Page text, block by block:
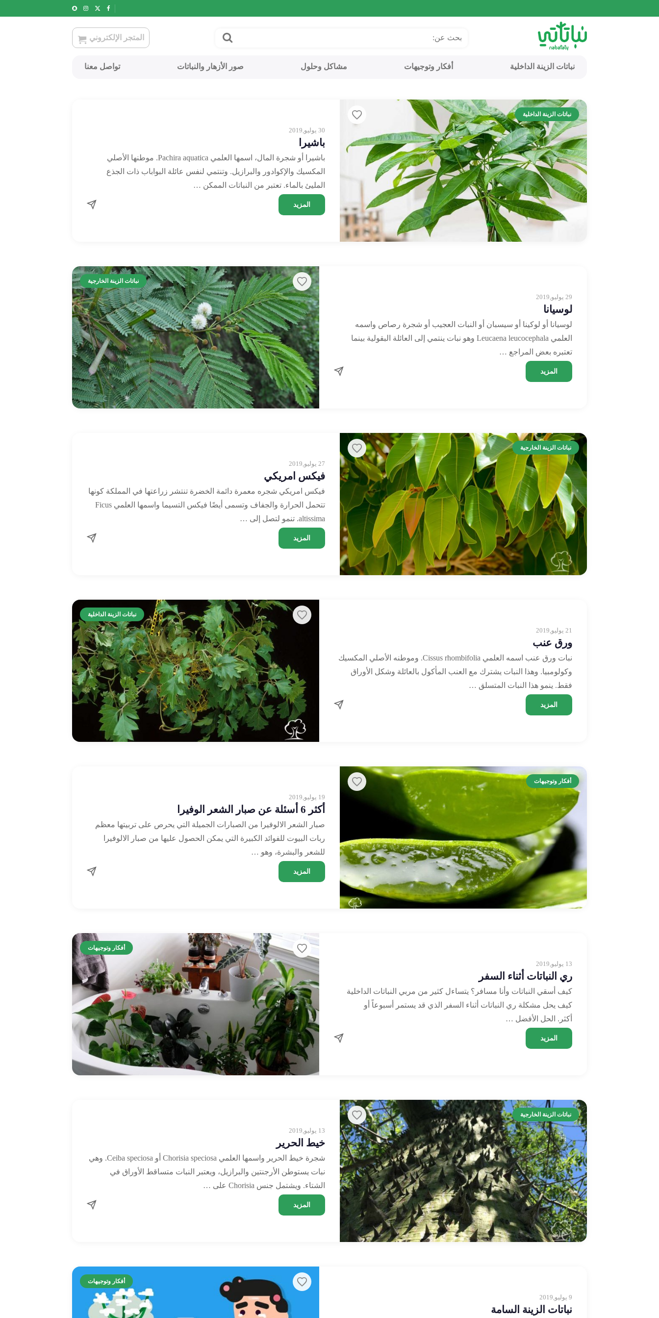
المتجر الإلكتروني
نباتات الزينة الداخلية أفكار وتوجيهات مشاكل وحلول صور الأزهار والنباتات تواصل معنا
نباتات الزينة الداخلية
30 يوليو,2019
باشيرا
باشيرا أو شجرة المال، اسمها العلمي Pachira aquatica. موطنها الأصلي
المكسيك والإكوادور والبرازيل. وتنتمي لنفس عائلة البواباب ذات الجذع
المليئ بالماء. تعتبر من النباتات الممكن …
المزيد
نباتات الزينة الخارجية
29 يوليو,2019
لوسيانا
لوسيانا أو لوكينا أو سيسبان أو النبات العجيب أو شجرة رصاص واسمه
العلمي Leucaena leucocephala وهو نبات ينتمي إلى العائلة البقولية بينما
تعتبره بعض المراجع …
المزيد
نباتات الزينة الخارجية
27 يوليو,2019
فيكس امريكي
فيكس امريكي شجره معمرة دائمة الخضرة تنتشر زراعتها في المملكة كونها
تتحمل الحرارة والجفاف وتسمى أيضًا فيكس التسيما واسمها العلمي Ficus
altissima. تنمو لتصل إلى …
المزيد
نباتات الزينة الداخلية
21 يوليو,2019
ورق عنب
نبات ورق عنب اسمه العلمي Cissus rhombifolia. وموطنه الأصلي المكسيك
وكولومبيا. وهذا النبات يشترك مع العنب المأكول بالعائلة وشكل الأوراق
فقط. ينمو هذا النبات المتسلق …
المزيد
أفكار وتوجيهات
19 يوليو,2019
أكثر 6 أسئلة عن صبار الشعر الوفيرا
صبار الشعر الالوفيرا من الصبارات الجميلة التي يحرص على تربيتها معظم
ربات البيوت للفوائد الكبيرة التي يمكن الحصول عليها من صبار الالوفيرا
للشعر والبشرة، وهو …
المزيد
أفكار وتوجيهات
13 يوليو,2019
ري النباتات أثناء السفر
كيف أسقي النباتات وأنا مسافر؟ يتساءل كثير من مربي النباتات الداخلية
كيف يحل مشكلة ري النباتات أثناء السفر الذي قد يستمر أسبوعاً أو
أكثر. الحل الأفضل …
المزيد
نباتات الزينة الخارجية
13 يوليو,2019
خيط الحرير
شجرة خيط الحرير واسمها العلمي Chorisia speciosa أو Ceiba speciosa. وهي
نبات يستوطن الأرجنتين والبرازيل، ويعتبر النبات متساقط الأوراق في
الشتاء. ويشتمل جنس Chorisia على …
المزيد
أفكار وتوجيهات
9 يوليو,2019
نباتات الزينة السامة